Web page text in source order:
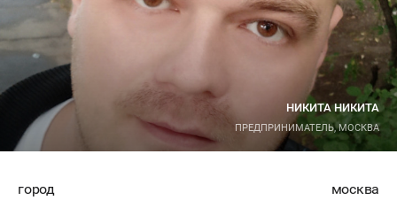
НИКИТА НИКИТА
ПРЕДПРИНИМАТЕЛЬ, МОСКВА
город москва